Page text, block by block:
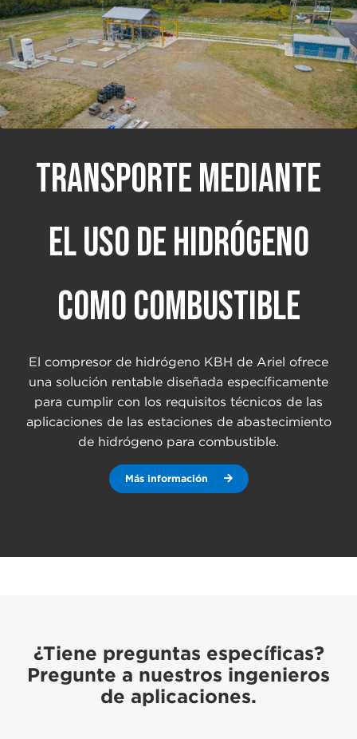
TRANSPORTE MEDIANTE
EL USO DE HIDRÓGENO
COMO COMBUSTIBLE
El compresor de hidrógeno KBH de Ariel ofrece
una solución rentable diseñada específicamente
para cumplir con los requisitos técnicos de las
aplicaciones de las estaciones de abastecimiento
de hidrógeno para combustible.
Más información
¿Tiene preguntas específicas?
Pregunte a nuestros ingenieros
de aplicaciones.